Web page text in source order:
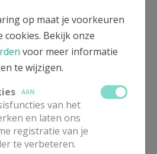
op maat je voorkeuren
cookies. Bekijk onze
voor meer informatie
te wijzigen.
AAN
van het
en laten ons
registratie van je
te verbeteren.